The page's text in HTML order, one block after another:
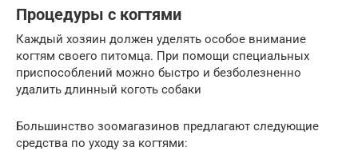
Процедуры с когтями
Каждый хозяин должен уделять особое внимание
когтям своего питомца. При помощи специальных
приспособлений можно быстро и безболезненно
удалить длинный коготь собаки
Большинство зоомагазинов предлагают следующие
средства по уходу за когтями: